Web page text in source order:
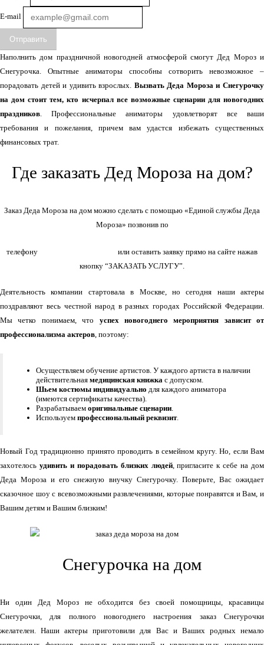
E-mail
Отправить
Наполнить дом праздничной новогодней атмосферой смогут Дед Мороз и
Снегурочка. Опытные аниматоры способны сотворить невозможное –
порадовать детей и удивить взрослых. Вызвать Деда Мороза и Снегурочку
на дом стоит тем, кто исчерпал все возможные сценарии для новогодних
праздников. Профессиональные аниматоры удовлетворят все ваши
требования и пожелания, причем вам удастся избежать существенных
финансовых трат.
Где заказать Дед Мороза на дом?
Заказ Деда Мороза на дом можно сделать с помощью «Единой службы Деда
Мороза» позвонив по
телефону
или оставить заявку прямо на сайте нажав
кнопку “ЗАКАЗАТЬ УСЛУГУ”.
Деятельность компании стартовала в Москве, но сегодня наши актеры
поздравляют весь честной народ в разных городах Российской Федерации.
Мы четко понимаем, что успех новогоднего мероприятия зависит от
профессионализма актеров, поэтому:
Осуществляем обучение артистов. У каждого артиста в наличии
действительная медицинская книжка с допуском.
Шьем костюмы индивидуально для каждого аниматора
(имеются сертификаты качества).
Разрабатываем оригинальные сценарии.
Используем профессиональный реквизит.
Новый Год традиционно принято проводить в семейном кругу. Но, если Вам
захотелось удивить и порадовать близких людей, пригласите к себе на дом
Деда Мороза и его снежную внучку Снегурочку. Поверьте, Вас ожидает
сказочное шоу с всевозможными развлечениями, которые понравятся и Вам, и
Вашим детям и Вашим близким!
Снегурочка на дом
Ни один Дед Мороз не обходится без своей помощницы, красавицы
Снегурочки, для полного новогоднего настроения заказ Снегурочки
желателен. Наши актеры приготовили для Вас и Ваших родных немало